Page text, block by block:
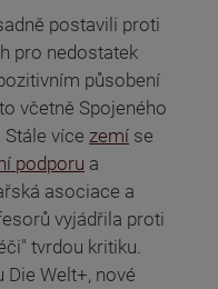
postavili proti
pro nedostatek
působení
včetně Spojeného
Stále více zemí se
podporu a
asociace a
vyjádřila proti
tvrdou kritiku.
Die Welt+, nové